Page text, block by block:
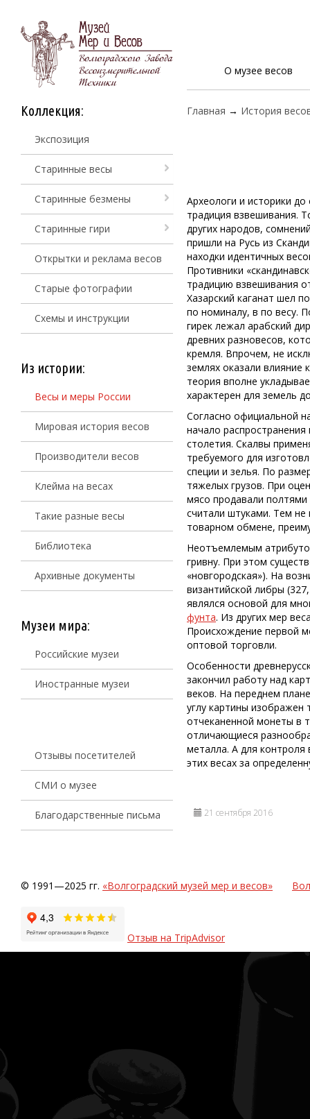
О музее весов
Коллекция:
Экспозиция
Старинные весы
Старинные безмены
Старинные гири
Открытки и реклама весов
Старые фотографии
Схемы и инструкции
Из истории:
Весы и меры России
Мировая история весов
Производители весов
Клейма на весах
Такие разные весы
Библиотека
Архивные документы
Музеи мира:
Российские музеи
Иностранные музеи
Отзывы посетителей
СМИ о музее
Благодарственные письма
Главная → История
Археологи и историки
традиция взвешивания.
других народов,
пришли на Русь из
находки идентичных
Противники
традицию взвешивания
Хазарский каганат шел
по номиналу, в по весу.
гирек лежал арабский
древних разновесов,
кремля. Впрочем, не
землях оказали влияние
теория вполне
характерен для земель
Согласно официальной
начало
столетия. Скалвы
требуемого для
специи и зелья. По
тяжелых грузов. При
мясо продавали полтями
считали штуками. Тем
товарном обмене,
Неотъемлемым
гривну. При этом
«новгородская»). На
византийской либры
являлся основой для
фунта. Из других мер
Происхождение первой
оптовой торговли.
Особенности
закончил работу над
веков. На переднем
углу картины
отчеканенной монеты в
отличающиеся
металла. А для контроля
этих весах за
21 сентября 2016
© 1991—2025 гг. «Волгоградский музей мер и весов»
Отзыв на TripAdvisor